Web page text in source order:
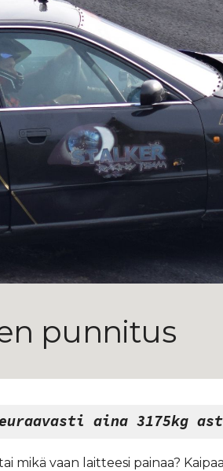
Skip to navigation
punnitus
aina 3175kg
mikä vaan laitteesi painaa?